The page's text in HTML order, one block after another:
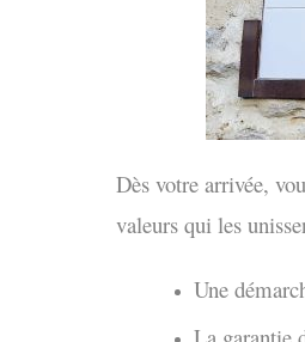
Dès votre arrivée,
valeurs qui les
Une